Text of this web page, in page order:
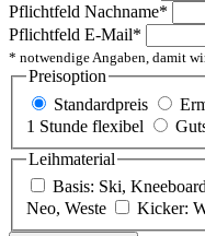
Pflichtfeld Nachname*
Pflichtfeld E-Mail*
* notwendige Angaben, damit
Preisoption
Standardpreis
1 Stunde flexibel
Leihmaterial
Basis: Ski,
Neo, Weste
Kicker: